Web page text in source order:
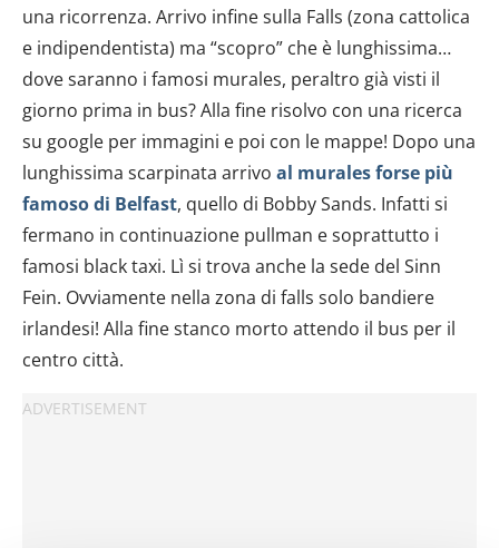
una ricorrenza. Arrivo infine sulla Falls (zona cattolica
e indipendentista) ma “scopro” che è lunghissima…
dove saranno i famosi murales, peraltro già visti il
giorno prima in bus? Alla fine risolvo con una ricerca
su google per immagini e poi con le mappe! Dopo una
lunghissima scarpinata arrivo al murales forse più
famoso di Belfast, quello di Bobby Sands. Infatti si
fermano in continuazione pullman e soprattutto i
famosi black taxi. Lì si trova anche la sede del Sinn
Fein. Ovviamente nella zona di falls solo bandiere
irlandesi! Alla fine stanco morto attendo il bus per il
centro città.